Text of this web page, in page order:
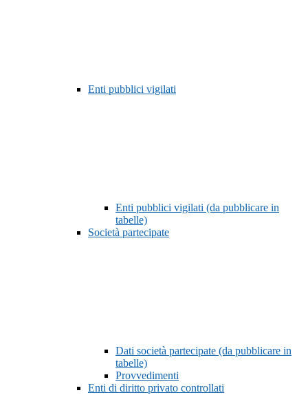
Enti pubblici vigilati
Enti pubblici vigilati (da pubblicare in
tabelle)
Società partecipate
Dati società partecipate (da pubblicare in
tabelle)
Provvedimenti
Enti di diritto privato controllati